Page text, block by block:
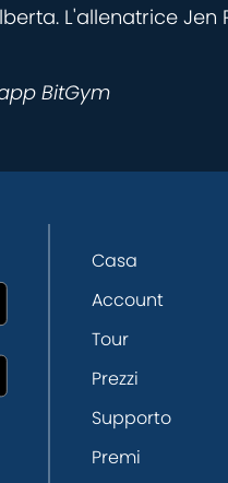
L'allenatrice
BitGym
Casa
Account
Tour
Prezzi
Supporto
Premi